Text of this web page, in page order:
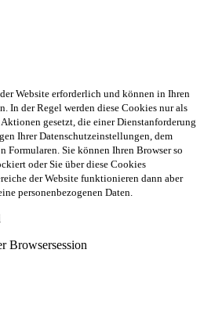
Website erforderlich und können in Ihren
In der Regel werden diese Cookies nur als
gesetzt, die einer Dienstanforderung
Ihrer Datenschutzeinstellungen, dem
Formularen. Sie können Ihren Browser so
oder Sie über diese Cookies
der Website funktionieren dann aber
personenbezogenen Daten.
Browsersession